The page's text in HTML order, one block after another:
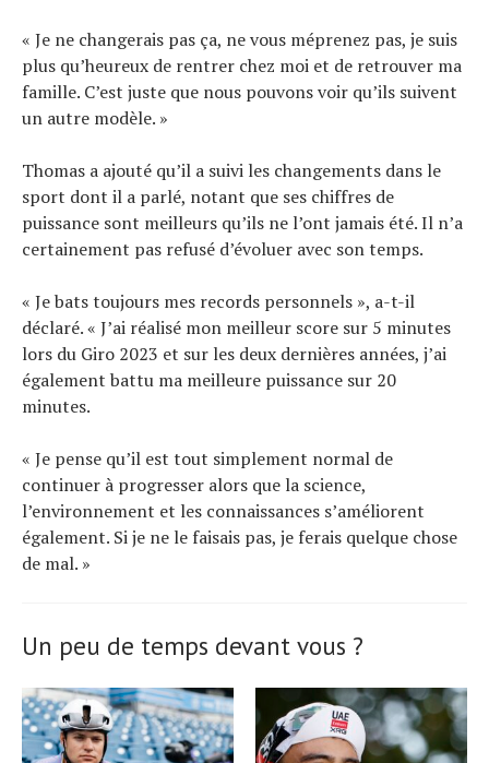
« Je ne changerais pas ça, ne vous méprenez pas, je suis
plus qu’heureux de rentrer chez moi et de retrouver ma
famille. C’est juste que nous pouvons voir qu’ils suivent
un autre modèle. »
Thomas a ajouté qu’il a suivi les changements dans le
sport dont il a parlé, notant que ses chiffres de
puissance sont meilleurs qu’ils ne l’ont jamais été. Il n’a
certainement pas refusé d’évoluer avec son temps.
« Je bats toujours mes records personnels », a-t-il
déclaré. « J’ai réalisé mon meilleur score sur 5 minutes
lors du Giro 2023 et sur les deux dernières années, j’ai
également battu ma meilleure puissance sur 20
minutes.
« Je pense qu’il est tout simplement normal de
continuer à progresser alors que la science,
l’environnement et les connaissances s’améliorent
également. Si je ne le faisais pas, je ferais quelque chose
de mal. »
Un peu de temps devant vous ?